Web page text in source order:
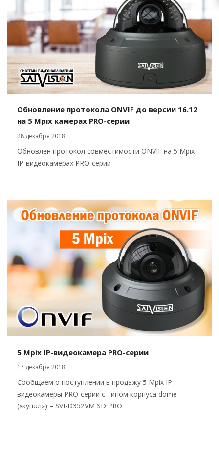
Обновление протокола ONVIF до версии 16.12
на 5 Mpix камерах PRO-серии
28 декабря 2018
Обновлен протокол совместимости ONVIF на 5 Mpix
IP-видеокамерах PRO-серии
5 Mpix IP-видеокамера PRO-серии
17 декабря 2018
Сообщаем о поступлении в продажу 5 Mpix IP-
видеокамеры PRO-серии с типом корпуса dome
(«купол») – SVI-D352VM SD PRO.